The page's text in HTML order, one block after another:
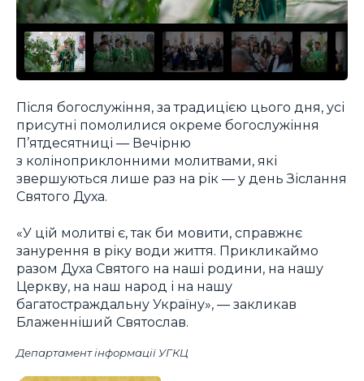
Після богослужіння, за традицією цього дня, усі
присутні помолилися окреме богослужіння
П’ятдесятниці — Вечірню
з коліноприклонними молитвами, які
звершуються лише раз на рік — у день Зіслання
Святого Духа.
«У цій молитві є, так би мовити, справжнє
занурення в ріку води життя. Прикликаймо
разом Духа Святого на наші родини, на нашу
Церкву, на наш народ і на нашу
багатостраждальну Україну», — закликав
Блаженніший Святослав.
Департамент інформації УГКЦ